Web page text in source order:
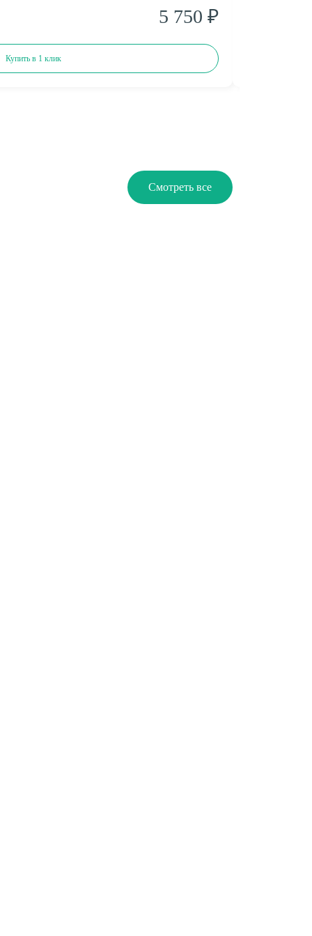
5 750 ₽
Купить в 1 клик
Смотреть все